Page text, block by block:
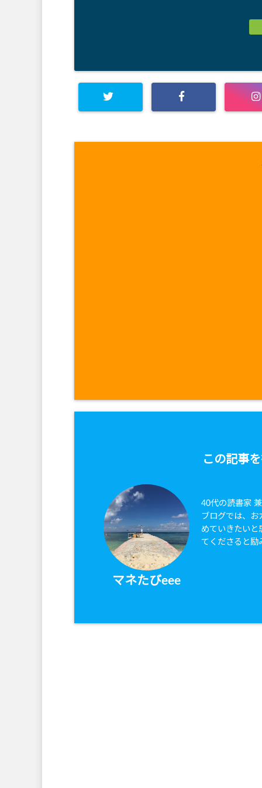
この記事
マネたびeee
40代の読書家
ブログでは、お
めていきたいと
てくださると励